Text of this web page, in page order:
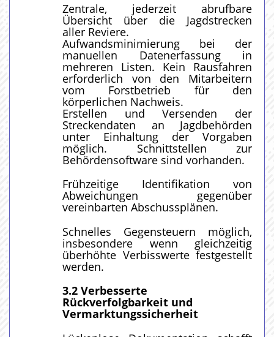
Zentrale, jederzeit abrufbare
Übersicht über die Jagdstrecken
aller Reviere.
Aufwandsminimierung bei der
manuellen Datenerfassung in
mehreren Listen. Kein Rausfahren
erforderlich von den Mitarbeitern
vom Forstbetrieb für den
körperlichen Nachweis.
Erstellen und Versenden der
Streckendaten an Jagdbehörden
unter Einhaltung der Vorgaben
möglich. Schnittstellen zur
Behördensoftware sind vorhanden.
Frühzeitige Identifikation von
Abweichungen gegenüber
vereinbarten Abschussplänen.
Schnelles Gegensteuern möglich,
insbesondere wenn gleichzeitig
überhöhte Verbisswerte festgestellt
werden.
3.2 Verbesserte
Rückverfolgbarkeit und
Vermarktungssicherheit